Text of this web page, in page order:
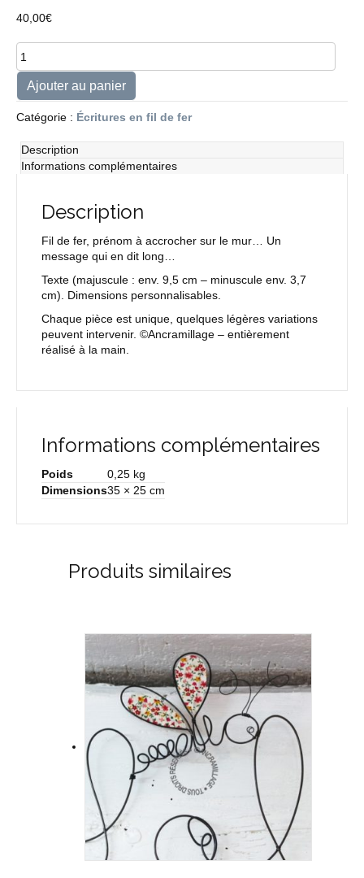
40,00€
quantité
de
vie
est
(2
lignes)
Ajouter au panier
Catégorie : Écritures en fil de fer
Description
Informations complémentaires
Description
Fil de fer, prénom à accrocher sur le mur… Un
message qui en dit long…
Texte (majuscule : env. 9,5 cm – minuscule env. 3,7
cm). Dimensions personnalisables.
Chaque pièce est unique, quelques légères variations
peuvent intervenir. ©Ancramillage – entièrement
réalisé à la main.
Informations complémentaires
Poids
0,25 kg
Dimensions35 × 25 cm
Produits similaires